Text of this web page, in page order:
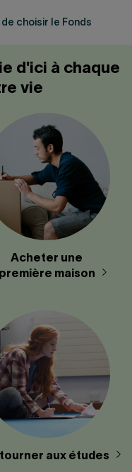
choisir le Fonds
d'ici à chaque
vie
Acheter une
première maison
aux études